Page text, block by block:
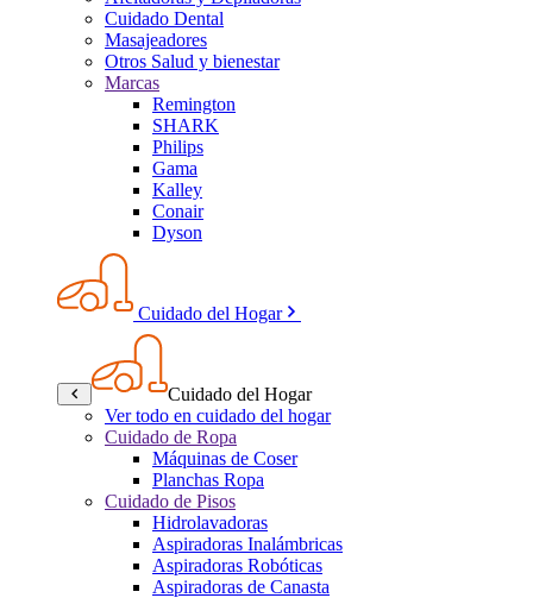
Cuidado Dental
Masajeadores
Otros Salud y bienestar
Marcas
Remington
SHARK
Philips
Gama
Kalley
Conair
Dyson
Cuidado del Hogar
Cuidado del Hogar
Ver todo en cuidado del hogar
Cuidado de Ropa
Máquinas de Coser
Planchas Ropa
Cuidado de Pisos
Hidrolavadoras
Aspiradoras Inalámbricas
Aspiradoras Robóticas
Aspiradoras de Canasta